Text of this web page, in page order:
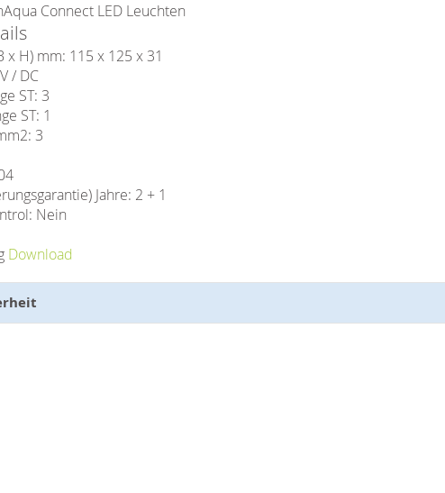
Connect LED Leuchten
x H) mm: 115 x 125 x 31
/ DC
ST: 3
ST: 1
3
Jahre: 2 + 1
Nein
Download